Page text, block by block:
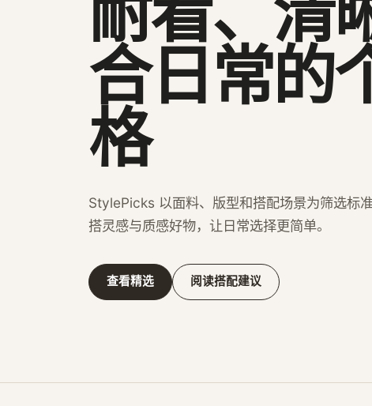
合日常的
格
StylePicks 以面料、版型和搭配场景为筛选标
搭灵感与质感好物，让日常选择更简单。
查看精选 阅读搭配建议